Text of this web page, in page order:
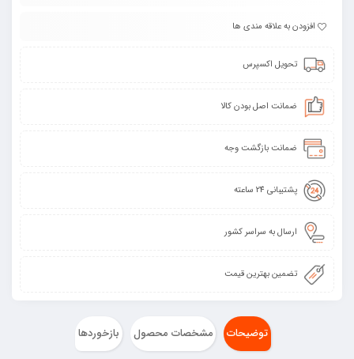
افزودن به علاقه مندی ها
تحویل اکسپرس
ضمانت اصل بودن کالا
ضمانت بازگشت وجه
پشتیبانی 24 ساعته
ارسال به سراسر کشور
تضمین بهترین قیمت
توضیحات مشخصات محصول بازخوردها